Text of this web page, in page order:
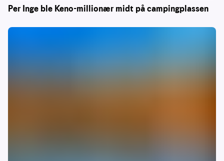
Per Inge ble Keno-millionær midt på campingplassen